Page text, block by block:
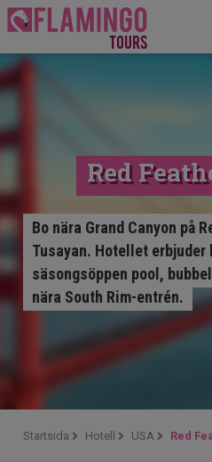
Red
Bo nära Grand Canyon på
Tusayan. Hotellet erbjuder
säsongsöppen pool,
nära South Rim-entrén.
Startsida Hotell USA Red